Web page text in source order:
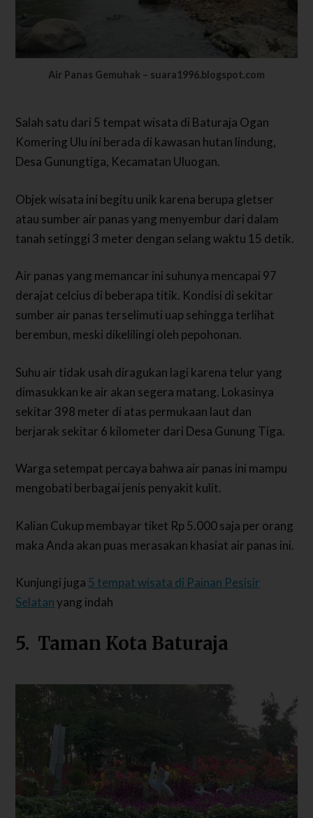
Air Panas Gemuhak – suara1996.blogspot.com
Salah satu dari 5 tempat wisata di Baturaja Ogan
Komering Ulu ini berada di kawasan hutan lindung,
Desa Gunungtiga, Kecamatan Uluogan.
Objek wisata ini begitu unik karena berupa gletser
atau sumber air panas yang menyembur dari dalam
tanah setinggi 3 meter dengan selang waktu 15 detik.
Air panas yang memancar ini suhunya mencapai 97
derajat celcius di beberapa titik. Kondisi di sekitar
sumber air panas terselimuti uap sehingga terlihat
berembun, meski dikelilingi oleh pepohonan.
Suhu air tidak usah diragukan lagi karena telur yang
dimasukkan ke air akan segera matang. Lokasinya
sekitar 398 meter di atas permukaan laut dan
berjarak sekitar 6 kilometer dari Desa Gunung Tiga.
Warga setempat percaya bahwa air panas ini mampu
mengobati berbagai jenis penyakit kulit.
Kalian Cukup membayar tiket Rp 5.000 saja per orang
maka Anda akan puas merasakan khasiat air panas ini.
Kunjungi juga 5 tempat wisata di Painan Pesisir
Selatanyang indah
5. Taman Kota Baturaja